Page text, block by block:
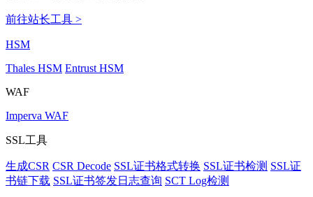
前往站长工具 >
HSM
Thales HSM Entrust HSM
WAF
Imperva WAF
SSL工具
生成CSR CSR Decode SSL证书格式转换 SSL证书检测 SSL证
书链下载 SSL证书签发日志查询 SCT Log检测